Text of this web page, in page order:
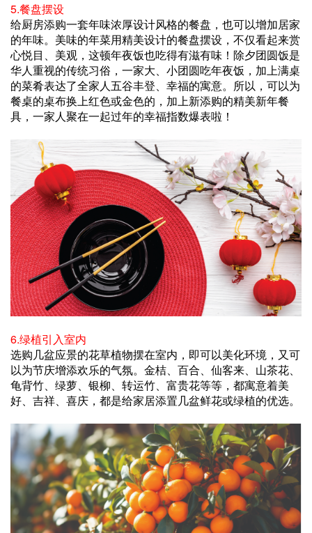
5.餐盘摆设
给厨房添购一套年味浓厚设计风格的餐盘，也可以增加居家
的年味。美味的年菜用精美设计的餐盘摆设，不仅看起来赏
心悦目、美观，这顿年夜饭也吃得有滋有味！除夕团圆饭是
华人重视的传统习俗，一家大、小团圆吃年夜饭，加上满桌
的菜肴表达了全家人五谷丰登、幸福的寓意。所以，可以为
餐桌的桌布换上红色或金色的，加上新添购的精美新年餐
具，一家人聚在一起过年的幸福指数爆表啦！
6.绿植引入室内
选购几盆应景的花草植物摆在室内，即可以美化环境，又可
以为节庆增添欢乐的气氛。金桔、百合、仙客来、山茶花、
龟背竹、绿萝、银柳、转运竹、富贵花等等，都寓意着美
好、吉祥、喜庆，都是给家居添置几盆鲜花或绿植的优选。